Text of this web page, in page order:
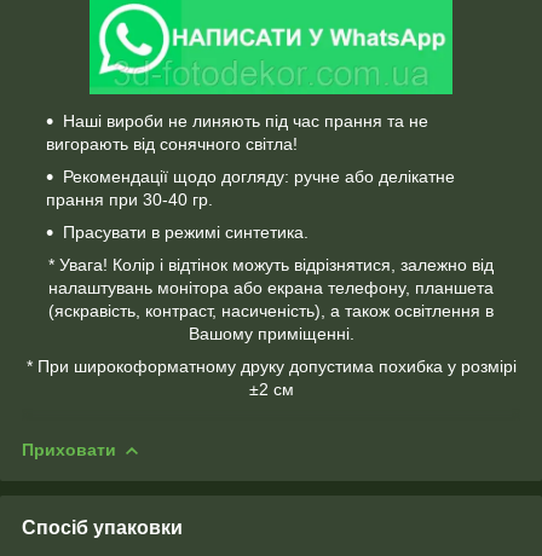
Наші вироби не линяють під час прання та не
вигорають від сонячного світла!
Рекомендації щодо догляду: ручне або делікатне
прання при 30-40 гр.
Прасувати в режимі синтетика.
* Увага! Колір і відтінок можуть відрізнятися, залежно від
налаштувань монітора або екрана телефону, планшета
(яскравість, контраст, насиченість), а також освітлення в
Вашому приміщенні.
* При широкоформатному друку допустима похибка у розмірі
±2 см
Приховати
Спосіб упаковки